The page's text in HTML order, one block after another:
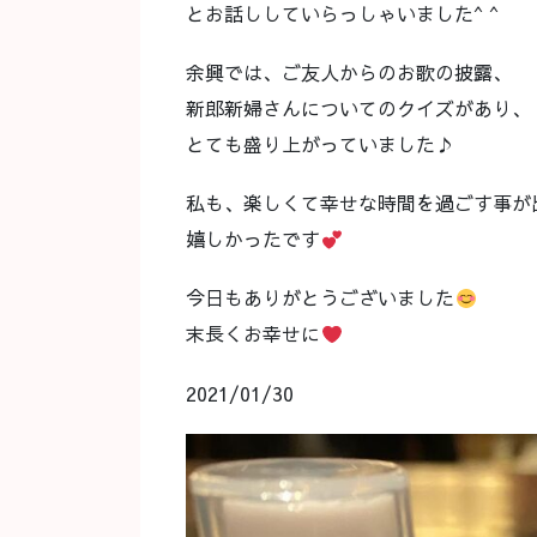
とお話ししていらっしゃいました^ ^
余興では、ご友人からのお歌の披露、
新郎新婦さんについてのクイズがあり、
とても盛り上がっていました♪
私も、楽しくて幸せな時間を過ごす事が
嬉しかったです
今日もありがとうございました
末長くお幸せに
2021/01/30